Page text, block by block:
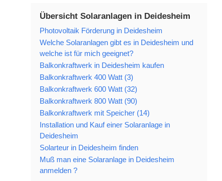
Übersicht Solaranlagen in Deidesheim
Photovoltaik Förderung in Deidesheim
Welche Solaranlagen gibt es in Deidesheim und
welche ist für mich geeignet?
Balkonkraftwerk in Deidesheim kaufen
Balkonkraftwerk 400 Watt (3)
Balkonkraftwerk 600 Watt (32)
Balkonkraftwerk 800 Watt (90)
Balkonkraftwerk mit Speicher (14)
Installation und Kauf einer Solaranlage in
Deidesheim
Solarteur in Deidesheim finden
Muß man eine Solaranlage in Deidesheim
anmelden ?